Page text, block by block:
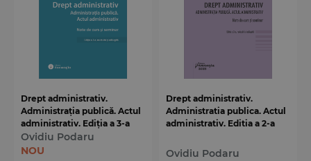
Drept administrativ.
Administrația publică. Actul
administrativ. Ediția a 3-a
Ovidiu Podaru
NOU
Drept administrativ.
Administratia publica. Actul
administrativ. Editia a 2-a
Ovidiu Podaru